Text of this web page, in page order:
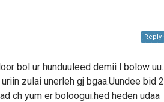
bol ur hunduuleed demii l bolow uu.
zulai unerleh gj bgaa.Uundee bid 2
ch yum er boloogui.hed heden udaa
Reply